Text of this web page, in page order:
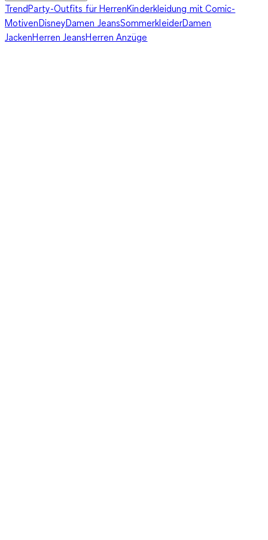
TrendParty-Outfits für HerrenKinderkleidung mit Comic-
MotivenDisneyDamen JeansSommerkleiderDamen
JackenHerren JeansHerren Anzüge